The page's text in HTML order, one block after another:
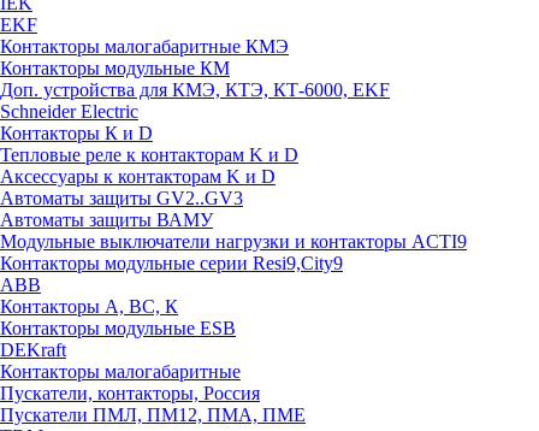
EKF
Контакторы малогабаритные КМЭ
Контакторы модульные КМ
Доп. устройства для КМЭ, КТЭ, КТ-6000, EKF
Schneider Electric
Контакторы К и D
Тепловые реле к контакторам K и D
Аксессуары к контакторам K и D
Автоматы защиты GV2..GV3
Автоматы защиты ВАМУ
Модульные выключатели нагрузки и контакторы ACTI9
Контакторы модульные серии Resi9,City9
ABB
Контакторы А, ВС, К
Контакторы модульные ESB
DEKraft
Контакторы малогабаритные
Пускатели, контакторы, Россия
Пускатели ПМЛ, ПМ12, ПМА, ПМЕ